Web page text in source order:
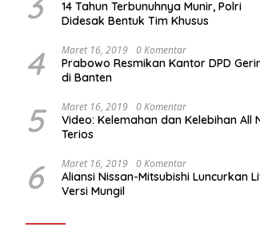
14 Tahun Terbunuhnya Munir, Polri
Didesak Bentuk Tim Khusus
4 Maret 16, 2019 0 Komentar
Prabowo Resmikan Kantor DPD
di Banten
5 Maret 16, 2019 0 Komentar
Video: Kelemahan dan Kelebihan All
Terios
6 Maret 16, 2019 0 Komentar
Aliansi Nissan-Mitsubishi Luncurkan
Versi Mungil